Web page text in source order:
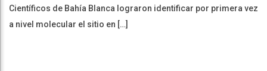
Científicos de Bahía Blanca lograron identificar por primera vez
a nivel molecular el sitio en […]